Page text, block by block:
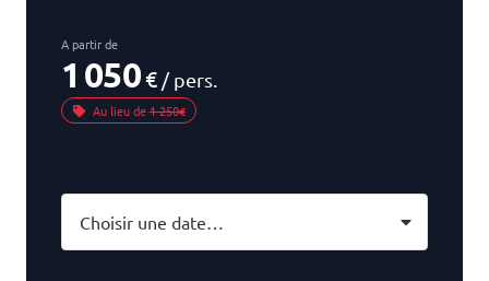
A partir de
1 050 € / pers.
Au lieu de1 250€
Choisir une date…